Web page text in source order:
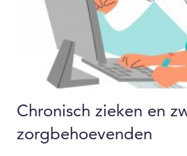
Chronisch zieken en
zorgbehoevenden